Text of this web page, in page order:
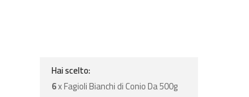
Hai scelto:
6xFagioli Bianchi di Conio Da 500g